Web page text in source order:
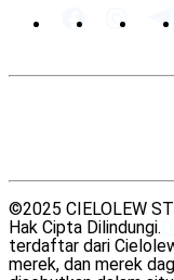
©2025 CIELOLEW
Hak Cipta Dilindungi.
terdaftar dari
merek, dan merek